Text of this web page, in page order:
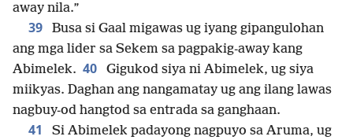
away nila.”
39
Busa si Gaal migawas ug iyang gipangulohan
ang mga lider sa Sekem sa pagpakig-away kang
Abimelek. 40
Gigukod siya ni Abimelek, ug siya
miikyas. Daghan ang nangamatay ug ang ilang lawas
nagbuy-od hangtod sa entrada sa ganghaan.
41
Si Abimelek padayong nagpuyo sa Aruma, ug